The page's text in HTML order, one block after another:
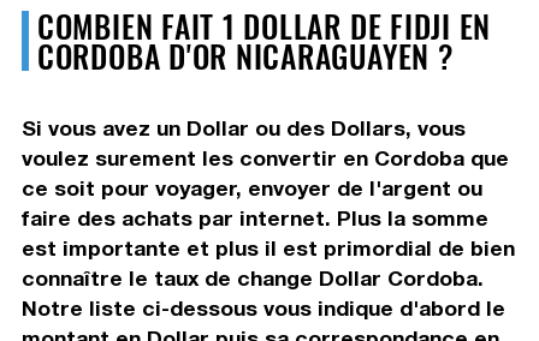
COMBIEN FAIT 1 DOLLAR DE FIDJI EN
CORDOBA D'OR NICARAGUAYEN ?
Si vous avez un Dollar ou des Dollars, vous
voulez surement les convertir en Cordoba que
ce soit pour voyager, envoyer de l'argent ou
faire des achats par internet. Plus la somme
est importante et plus il est primordial de bien
connaître le taux de change Dollar Cordoba.
Notre liste ci-dessous vous indique d'abord le